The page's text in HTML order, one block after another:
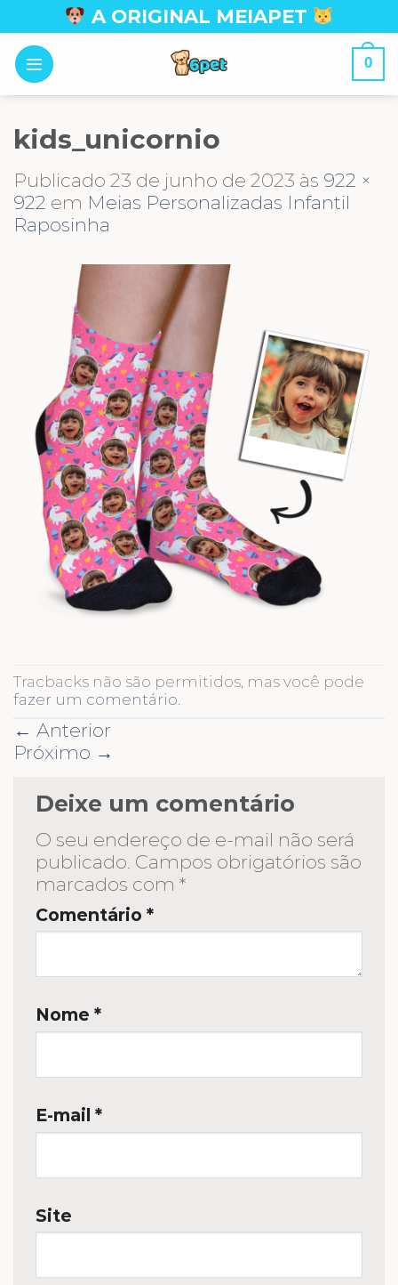
to
content
A ORIGINAL MEIAPET
0
kids_unicornio
Publicado 23 de junho de 2023 às 922 ×
922 em Meias Personalizadas Infantil
Raposinha
Tracbacks não são permitidos, mas você pode
fazer um comentário.
← Anterior
Próximo →
Deixe um comentário
O seu endereço de e-mail não será
publicado. Campos obrigatórios são
marcados com *
Comentário *
Nome *
E-mail *
Site